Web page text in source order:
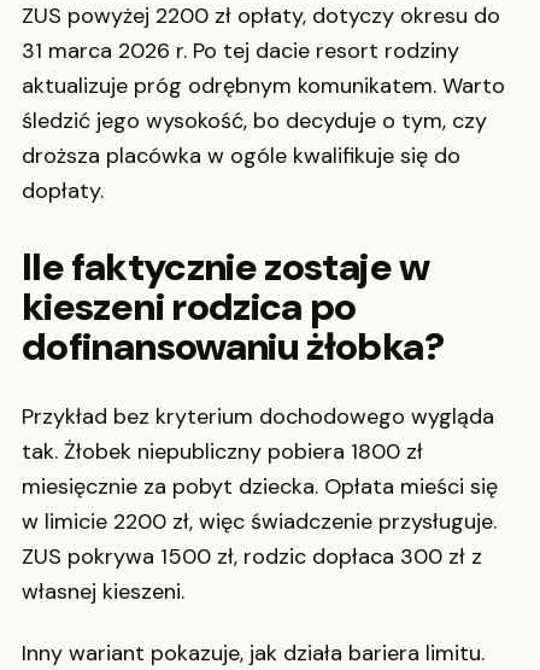
ZUS powyżej 2200 zł opłaty, dotyczy okresu do
31 marca 2026 r. Po tej dacie resort rodziny
aktualizuje próg odrębnym komunikatem. Warto
śledzić jego wysokość, bo decyduje o tym, czy
droższa placówka w ogóle kwalifikuje się do
dopłaty.
Ile faktycznie zostaje w
kieszeni rodzica po
dofinansowaniu żłobka?
Przykład bez kryterium dochodowego wygląda
tak. Żłobek niepubliczny pobiera 1800 zł
miesięcznie za pobyt dziecka. Opłata mieści się
w limicie 2200 zł, więc świadczenie przysługuje.
ZUS pokrywa 1500 zł, rodzic dopłaca 300 zł z
własnej kieszeni.
Inny wariant pokazuje, jak działa bariera limitu.